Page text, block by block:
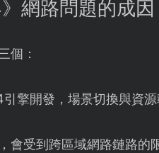
網路問題的成因
個：
擎開發，場景切換與資
會受到跨區域網路鏈路的